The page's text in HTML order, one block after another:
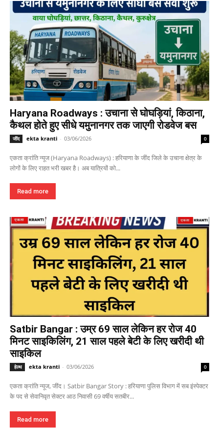
Haryana Roadways : उचाना से घोघड़ियां, किठाना,
कैथल होते हुए सीधे यमुनानगर तक जाएगी रोडवेज बस
जींद ekta kranti - 03/06/2026 0
एकता क्रांति न्यूज (Haryana Roadways) : हरियाणा के जींद जिले के उचाना क्षेत्र के
लोगों के लिए राहत भरी खबर है। अब यात्रियों को...
Read more
Satbir Bangar : उम्र 69 साल लेकिन हर रोज 40
मिनट साइकिलिंग, 21 साल पहले बेटी के लिए खरीदी थी
साइकिल
हेल्थ ekta kranti - 03/06/2026 0
एकता क्रांति न्यूज, जींद। Satbir Bangar Story : हरियाणा पुलिस विभाग में सब इंस्पेक्टर
के पद से सेवानिवृत सेक्टर आठ निवासी 69 वर्षीय सतबीर...
Read more